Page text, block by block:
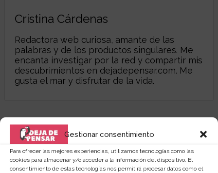
Gestionar consentimiento
Para ofrecer las mejores experiencias, utilizamos tecnologías como las
cookies para almacenar y/o acceder a la información del dispositivo. El
consentimiento de estas tecnologías nos permitirá procesar datos como el
Cristina Cárdenas
Redactora web curiosa, amante de las
palabras y de los productos singulares. Me
encanta investigar por la red y compartir mis
descubrimientos en dejadepensar.com. Me
gusta el mar y disfrutar de la vida.